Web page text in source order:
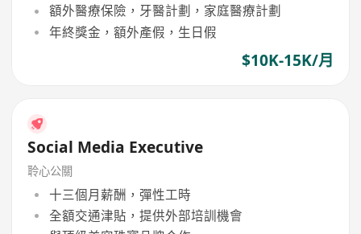
額外醫療保險，牙醫計劃，家庭醫療計劃
年終獎金，額外產假，生日假
$10K-15K/月
Social Media Executive
聆心公關
十三個月薪酬，彈性工時
全額交通津貼，提供外部培訓機會